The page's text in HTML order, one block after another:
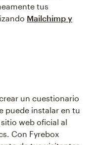
tus
Mailchimp y
un cuestionario
puede instalar en tu
web oficial al
Con Fyrebox